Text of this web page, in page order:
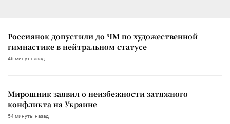
Россиянок допустили до ЧМ по художественной
гимнастике в нейтральном статусе
46 минут назад
Мирошник заявил о неизбежности затяжного
конфликта на Украине
54 минуты назад